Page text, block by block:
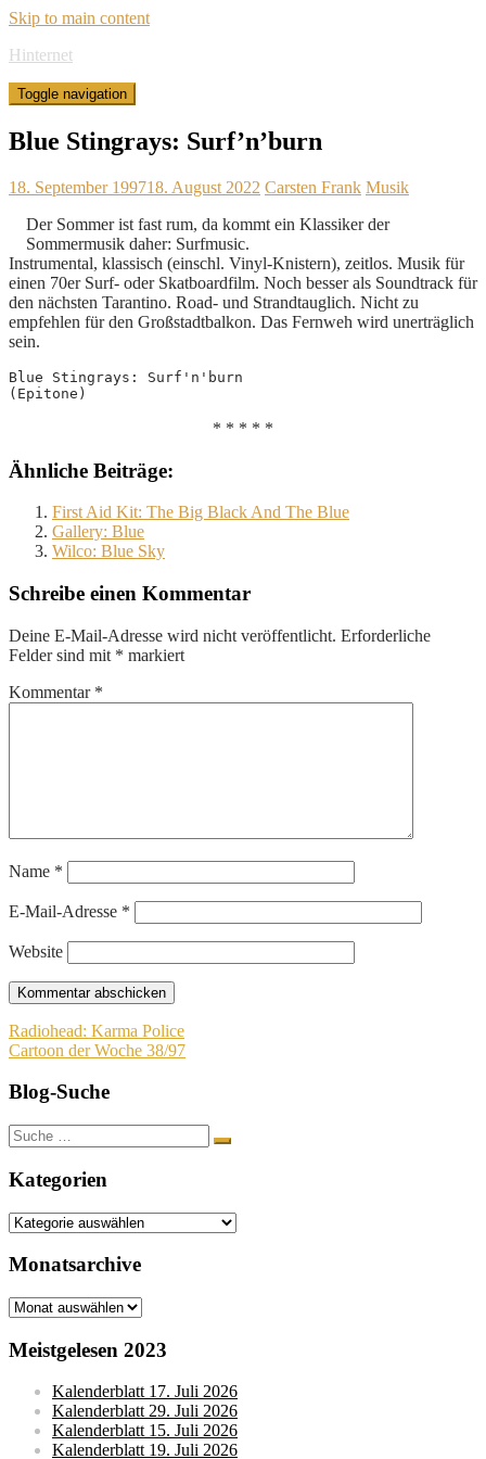
Skip to main content
Hinternet
Toggle navigation
Blue Stingrays: Surf’n’burn
18. September 199718. August 2022 Carsten Frank Musik
Der Sommer ist fast rum, da kommt ein Klassiker der
Sommermusik daher: Surfmusic.
Instrumental, klassisch (einschl. Vinyl-Knistern), zeitlos. Musik für
einen 70er Surf- oder Skatboardfilm. Noch besser als Soundtrack für
den nächsten Tarantino. Road- und Strandtauglich. Nicht zu
empfehlen für den Großstadtbalkon. Das Fernweh wird unerträglich
sein.
Blue Stingrays: Surf'n'burn
(Epitone)
* * * * *
Ähnliche Beiträge:
First Aid Kit: The Big Black And The Blue
Gallery: Blue
Wilco: Blue Sky
Schreibe einen Kommentar
Deine E-Mail-Adresse wird nicht veröffentlicht. Erforderliche
Felder sind mit * markiert
Kommentar *
Name *
E-Mail-Adresse *
Website
Beitragsnavigation
Radiohead: Karma Police
Cartoon der Woche 38/97
Blog-Suche
Suche
nach:
Kategorien
Kategorien
Monatsarchive
Monatsarchive
Meistgelesen 2023
Kalenderblatt 17. Juli 2026
Kalenderblatt 29. Juli 2026
Kalenderblatt 15. Juli 2026
Kalenderblatt 19. Juli 2026